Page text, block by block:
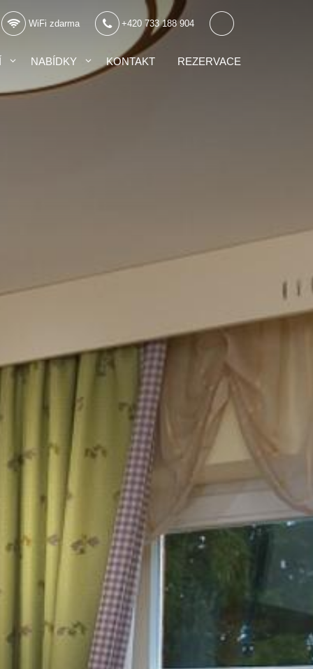
+420 733 188 904
WiFi zdarma
NABÍDKY KONTAKT REZERVACE